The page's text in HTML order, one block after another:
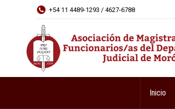
+54 11 4489-1293 / 4627-6788
Inicio